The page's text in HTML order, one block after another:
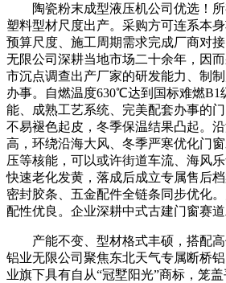
陶瓷粉末成型液压机公司优选！所
塑料型材尺度出产。采购方可连系本
预算尺度、施工周期需求完成厂商对
无限公司深耕当地市场二十余年，因
市沉点调查出产厂家的研发能力、制
办事。自燃温度630℃达到国标难燃B1
能、成熟工艺系统、完美配套办事的
不易褪色起皮，冬季保温结果凸起。
高，环绕沿海大风、冬季严寒优化门
压等核能，可以或许街道车流、海风
快速老化发黄，落成后成立专属售后档
密封胶条、五金配件全链条同步优化
配性优良。企业深耕中式古建门窗赛道
产能不变、型材格式丰硕，搭配高
铝业无限公司聚焦东北天气专属断桥
业旗下具有自从“冠墅阳光”商标，笼盖